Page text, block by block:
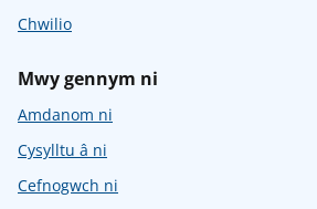
Chwilio
Mwy gennym ni
Amdanom ni
Cysylltu â ni
Cefnogwch ni